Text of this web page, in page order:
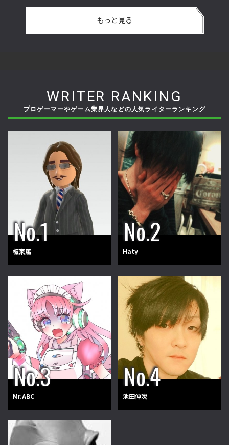
もっと見る
WRITER RANKING
プロゲーマーやゲーム業界人などの人気ライターランキング
板東篤 Haty
Mr.ABC 池田伸次